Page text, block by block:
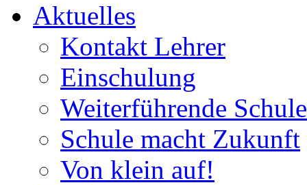
Aktuelles
Kontakt Lehrer
Einschulung
Weiterführende Schule
Schule macht Zukunft
Von klein auf!